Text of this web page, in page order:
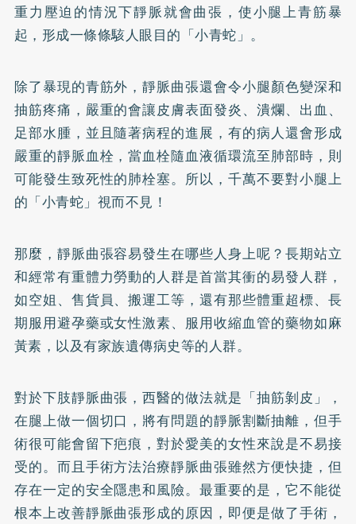
重力壓迫的情況下靜脈就會曲張，使小腿上青筋暴
起，形成一條條駭人眼目的「小青蛇」。
除了暴現的青筋外，靜脈曲張還會令小腿顏色變深和
抽筋疼痛，嚴重的會讓皮膚表面發炎、潰爛、出血、
足部水腫，並且隨著病程的進展，有的病人還會形成
嚴重的靜脈血栓，當血栓隨血液循環流至肺部時，則
可能發生致死性的肺栓塞。所以，千萬不要對小腿上
的「小青蛇」視而不見！
那麼，靜脈曲張容易發生在哪些人身上呢？長期站立
和經常有重體力勞動的人群是首當其衝的易發人群，
如空姐、售貨員、搬運工等，還有那些體重超標、長
期服用避孕藥或女性激素、服用收縮血管的藥物如麻
黃素，以及有家族遺傳病史等的人群。
對於下肢靜脈曲張，西醫的做法就是「抽筋剝皮」，
在腿上做一個切口，將有問題的靜脈割斷抽離，但手
術很可能會留下疤痕，對於愛美的女性來說是不易接
受的。而且手術方法治療靜脈曲張雖然方便快捷，但
存在一定的安全隱患和風險。最重要的是，它不能從
根本上改善靜脈曲張形成的原因，即便是做了手術，